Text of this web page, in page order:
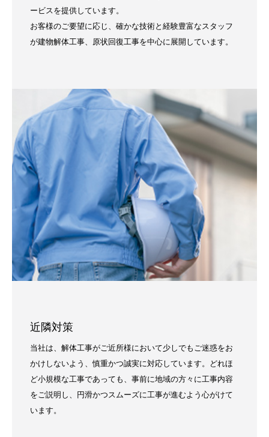
ービスを提供しています。
お客様のご要望に応じ、確かな技術と経験豊富なスタッフ
が建物解体工事、原状回復工事を中心に展開しています。
近隣対策
当社は、解体工事がご近所様において少しでもご迷惑をお
かけしないよう、慎重かつ誠実に対応しています。どれほ
ど小規模な工事であっても、事前に地域の方々に工事内容
をご説明し、円滑かつスムーズに工事が進むよう心がけて
います。